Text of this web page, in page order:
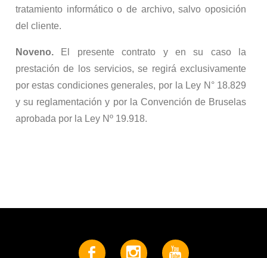
tratamiento informático o de archivo, salvo oposición
del cliente.
Noveno.El presente contrato y en su caso la
prestación de los servicios, se regirá exclusivamente
por estas condiciones generales, por la Ley N° 18.829
y su reglamentación y por la Convención de Bruselas
aprobada por la Ley Nº 19.918.